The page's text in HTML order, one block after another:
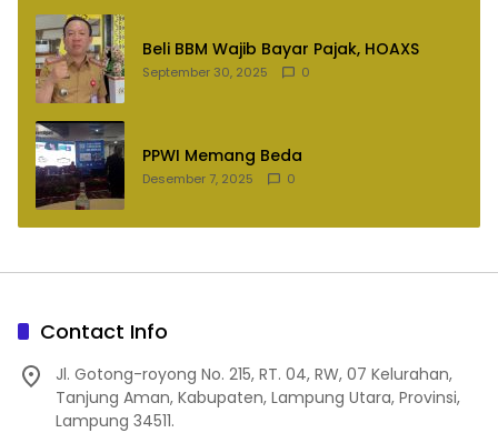
Beli BBM Wajib Bayar Pajak, HOAXS
September 30, 2025 0
PPWI Memang Beda
Desember 7, 2025 0
Contact Info
Jl. Gotong-royong No. 215, RT. 04, RW, 07 Kelurahan,
Tanjung Aman, Kabupaten, Lampung Utara, Provinsi,
Lampung 34511.